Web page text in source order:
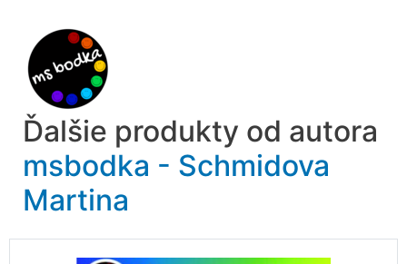
Ďalšie produkty od autora
msbodka - Schmidova
Martina